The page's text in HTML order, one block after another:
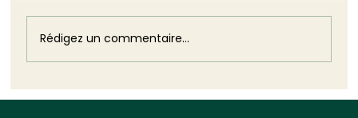
Deuxième méga-décret de
Rédigez un commentaire...